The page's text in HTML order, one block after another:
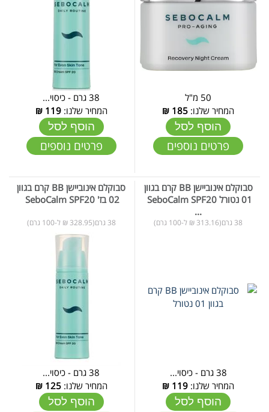
50 מ"ל
המחיר שלנו: 185
₪
הוסף לסל
פרטים נוספים
38 גרם - כיסוי...
המחיר שלנו:119
₪
הוסף לסל
פרטים נוספים
סבוקלם אינוביישן BB קרם בגוון
...
38 גרם(313.16 ₪ ל-100 גרם)
38 גרם - כיסוי...
המחיר שלנו: 119
₪
הוסף לסל
סבוקלם אינוביישן BB קרם בגוון
02 בז' SeboCalm SPF20 ​​​​​​​
38 גרם(328.95 ₪ ל-100 גרם)
38 גרם - כיסוי...
המחיר שלנו:125
₪
הוסף לסל